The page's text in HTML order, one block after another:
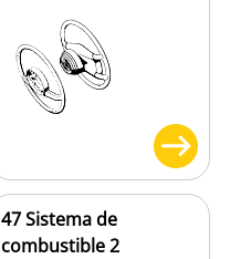
47 Sistema de
combustible 2